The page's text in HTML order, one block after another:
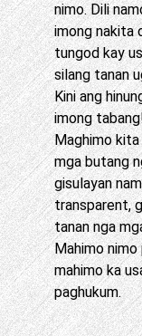
nimo. Dili
imong nakita
tungod kay
silang tanan
Kini ang
imong
Maghimo
mga butang
gisulayan
transparent,
tanan nga
Mahimo
mahimo ka
paghukum.